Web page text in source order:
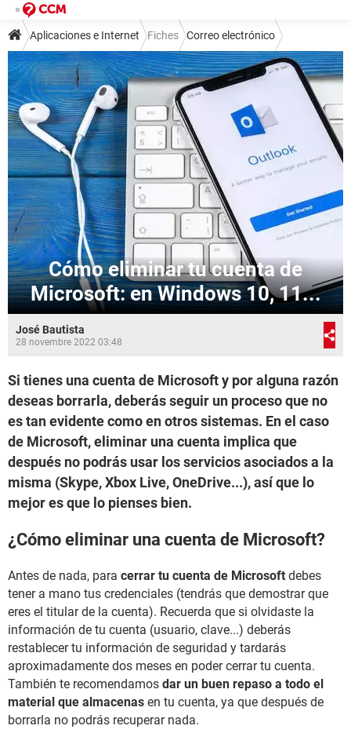
Aplicaciones e Internet Fiches Correo electrónico
Otros programas y servicios
Cómo eliminar tu cuenta de
Microsoft: en Windows 10, 11...
José Bautista
28 novembre 2022 03:48
Si tienes una cuenta de Microsoft y por alguna razón
deseas borrarla, deberás seguir un proceso que no
es tan evidente como en otros sistemas. En el caso
de Microsoft, eliminar una cuenta implica que
después no podrás usar los servicios asociados a la
misma (Skype, Xbox Live, OneDrive...), así que lo
mejor es que lo pienses bien.
¿Cómo eliminar una cuenta de Microsoft?
Antes de nada, para cerrar tu cuenta de Microsoft debes
tener a mano tus credenciales (tendrás que demostrar que
eres el titular de la cuenta). Recuerda que si olvidaste la
información de tu cuenta (usuario, clave...) deberás
restablecer tu información de seguridad y tardarás
aproximadamente dos meses en poder cerrar tu cuenta.
También te recomendamos dar un buen repaso a todo el
material que almacenas en tu cuenta, ya que después de
borrarla no podrás recuperar nada.